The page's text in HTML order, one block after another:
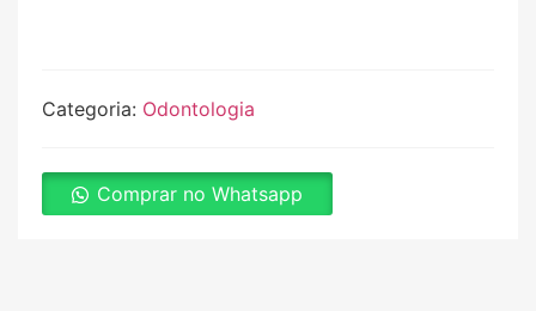
Categoria: Odontologia
Comprar no Whatsapp